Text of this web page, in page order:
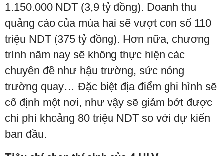
1.150.000 NDT (3,9 tỷ đồng). Doanh thu
quảng cáo của mùa hai sẽ vượt con số 110
triệu NDT (375 tỷ đồng). Hơn nữa, chương
trình năm nay sẽ không thực hiện các
chuyên đề như hậu trường, sức nóng
trường quay… Đặc biệt địa điểm ghi hình sẽ
cố định một nơi, như vậy sẽ giảm bớt được
chi phí khoảng 80 triệu NDT so với dự kiến
ban đầu.